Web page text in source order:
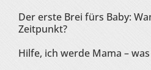
Der erste Brei fürs Baby:
Zeitpunkt?
Hilfe, ich werde Mama –